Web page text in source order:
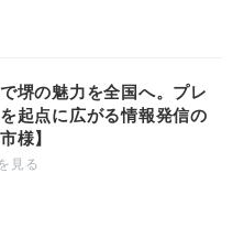
堺の魅力を全国へ。プレ
起点に広がる情報発信の
様】
見る